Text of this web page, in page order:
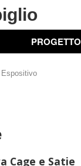
PROGETTO
Cage e Satie